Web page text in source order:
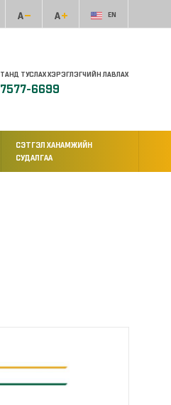
EN
ТАНД ТУСЛАХ ХЭРЭГЛЭГЧИЙН ЛАВЛАХ
7577-6699
СЭТГЭЛ ХАНАМЖИЙН
СУДАЛГАА